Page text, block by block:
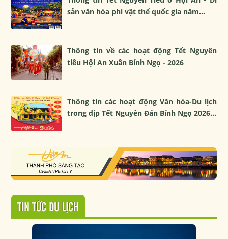
sản văn hóa phi vật thể quốc gia năm...
Thông tin về các hoạt động Tết Nguyên
tiêu Hội An Xuân Bính Ngọ - 2026
Thông tin các hoạt động Văn hóa-Du lịch
trong dịp Tết Nguyên Đán Bính Ngọ 2026...
TIN TỨC DU LỊCH